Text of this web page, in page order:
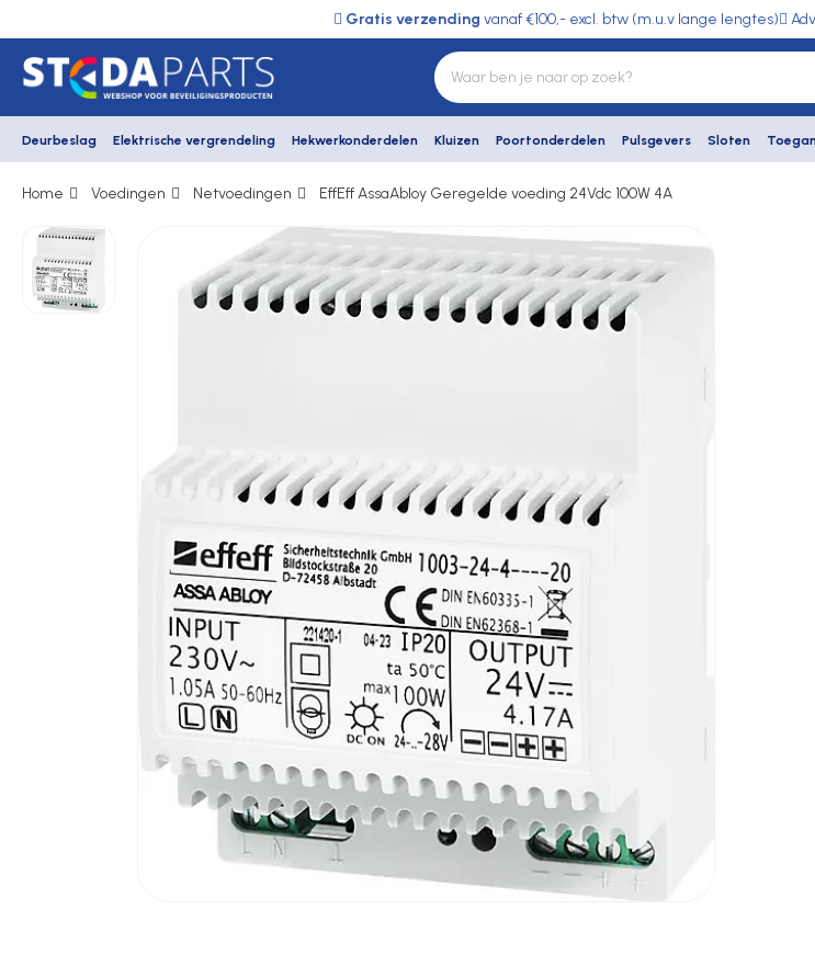
Gratis verzending vanaf €100,- excl. btw (m.u.v lange lengtes)
Deurbeslag Elektrische vergrendeling Hekwerkonderdelen Kluizen Poortonderdelen Pulsgevers Sloten
Deurbeslag
Elektrische vergrendeling
Toegangscontrole
Home Voedingen Netvoedingen EffEff AssaAbloy Geregelde voeding 24Vdc 100W 4A